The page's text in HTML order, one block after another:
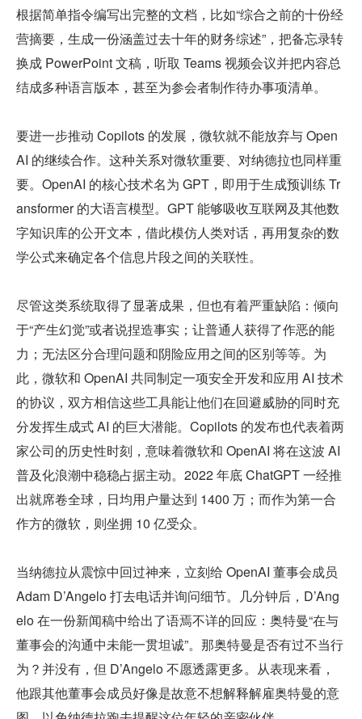
根据简单指令编写出完整的文档，比如“综合之前的十份经
营摘要，生成一份涵盖过去十年的财务综述”，把备忘录转
换成 PowerPoint 文稿，听取 Teams 视频会议并把内容总
结成多种语言版本，甚至为参会者制作待办事项清单。
要进一步推动 Copilots 的发展，微软就不能放弃与 Open
AI 的继续合作。这种关系对微软重要、对纳德拉也同样重
要。OpenAI 的核心技术名为 GPT，即用于生成预训练 Tr
ansformer 的大语言模型。GPT 能够吸收互联网及其他数
字知识库的公开文本，借此模仿人类对话，再用复杂的数
学公式来确定各个信息片段之间的关联性。
尽管这类系统取得了显著成果，但也有着严重缺陷：倾向
于“产生幻觉”或者说捏造事实；让普通人获得了作恶的能
力；无法区分合理问题和阴险应用之间的区别等等。为
此，微软和 OpenAI 共同制定一项安全开发和应用 AI 技术
的协议，双方相信这些工具能让他们在回避威胁的同时充
分发挥生成式 AI 的巨大潜能。Copilots 的发布也代表着两
家公司的历史性时刻，意味着微软和 OpenAI 将在这波 AI
普及化浪潮中稳稳占据主动。2022 年底 ChatGPT 一经推
出就席卷全球，日均用户量达到 1400 万；而作为第一合
作方的微软，则坐拥 10 亿受众。
当纳德拉从震惊中回过神来，立刻给 OpenAI 董事会成员
Adam D’Angelo 打去电话并询问细节。几分钟后，D’Ang
elo 在一份新闻稿中给出了语焉不详的回应：奥特曼“在与
董事会的沟通中未能一贯坦诚”。那奥特曼是否有过不当行
为？并没有，但 D’Angelo 不愿透露更多。从表现来看，
他跟其他董事会成员好像是故意不想解释解雇奥特曼的意